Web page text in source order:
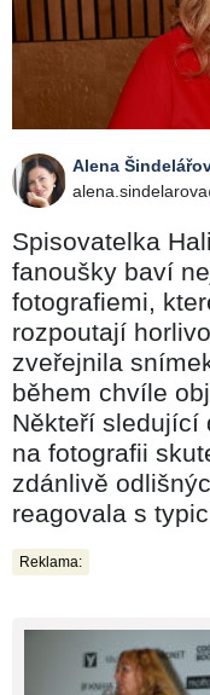
Alena
Spisovatelka
fanoušky baví
fotografiemi,
rozpoutají
zveřejnila
během chvíle
Někteří sledující
na fotografii
zdánlivě
reagovala s
Reklama: